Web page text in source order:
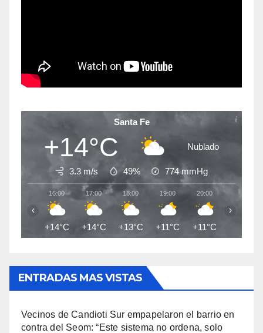
Santa Fe
+14°C Nublado
3.3 m/s 49% 774mmHg
16:00
+14°C
17:00
+14°C
18:00
+13°C
19:00
+11°C
20:00
+11°C
21:00
‹ ›
ENTRADAS MAS VISTAS
Vecinos de Candioti Sur empapelaron el barrio en
contra del Seom: “Este sistema no ordena, solo